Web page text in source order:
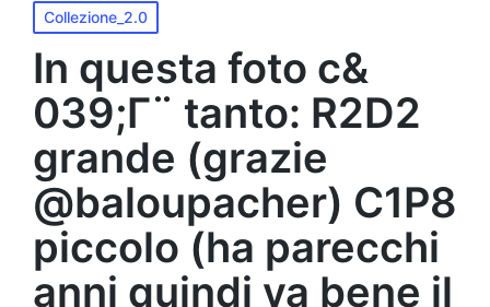
Pubblicato
in
Collezione_2.0
In questa foto c&
039;Γ¨ tanto: R2D2
grande (grazie
@baloupacher) C1P8
piccolo (ha parecchi
anni quindi va bene il